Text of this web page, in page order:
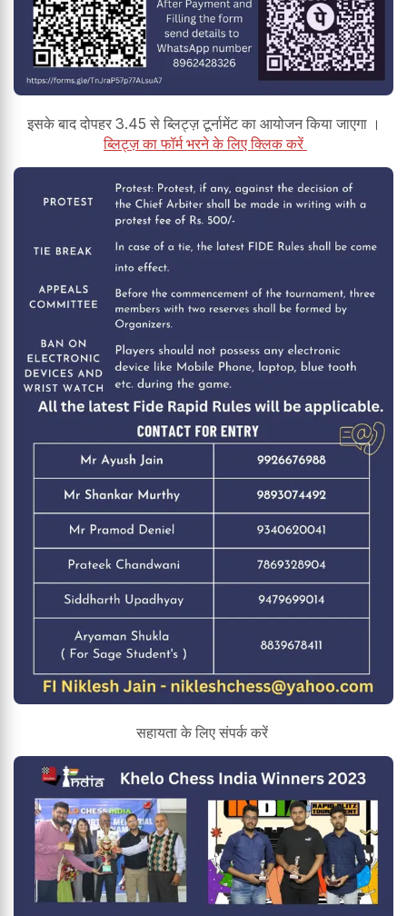
इसके बाद दोपहर 3.45 से ब्लिट्ज़ टूर्नामेंट का आयोजन किया जाएगा ।
ब्लिट्ज़ का फॉर्म भरने के लिए क्लिक करें
सहायता के लिए संपर्क करें